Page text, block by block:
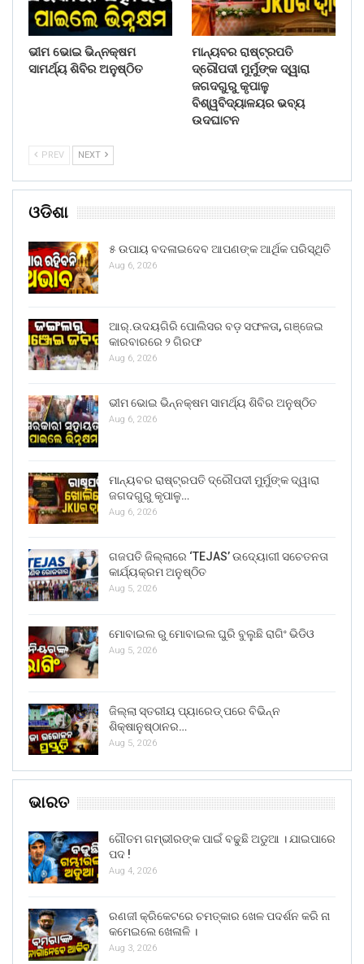
ଭୀମ ଭୋଇ ଭିନ୍ନକ୍ଷମ
ସାମର୍ଥ୍ୟ ଶିବିର ଅନୁଷ୍ଠିତ
ମାନ୍ୟବର ରାଷ୍ଟ୍ରପତି
ଦ୍ରୌପଦୀ ମୁର୍ମୁଙ୍କ ଦ୍ୱାରା
ଜଗଦଗୁରୁ କୃପାଳୁ
ବିଶ୍ୱବିଦ୍ୟାଳୟର ଭବ୍ୟ
ଉଦଘାଟନ
PREV NEXT
ଓଡିଶା
୫ ଉପାୟ ବଦଳାଇଦେବ ଆପଣଙ୍କ ଆର୍ଥିକ ପରିସ୍ଥିତି
Aug 6, 2026
ଆର୍.ଉଦୟଗିରି ପୋଲିସର ବଡ଼ ସଫଳତା, ଗଞ୍ଜେଇ
କାରବାରରେ ୨ ଗିରଫ
Aug 6, 2026
ଭୀମ ଭୋଇ ଭିନ୍ନକ୍ଷମ ସାମର୍ଥ୍ୟ ଶିବିର ଅନୁଷ୍ଠିତ
Aug 6, 2026
ମାନ୍ୟବର ରାଷ୍ଟ୍ରପତି ଦ୍ରୌପଦୀ ମୁର୍ମୁଙ୍କ ଦ୍ୱାରା
ଜଗଦଗୁରୁ କୃପାଳୁ…
Aug 6, 2026
ଗଜପତି ଜିଲ୍ଲାରେ ‘TEJAS’ ଉଦ୍ୟୋଗୀ ସଚେତନତା
କାର୍ଯ୍ୟକ୍ରମ ଅନୁଷ୍ଠିତ
Aug 5, 2026
ମୋବାଇଲ ରୁ ମୋବାଇଲ ଘୁରି ବୁଲୁଛି ରାଗିଂ ଭିଡିଓ
Aug 5, 2026
ଜିଲ୍ଲା ସ୍ତରୀୟ ପ୍ୟାରେଡ୍ ପରେ ବିଭିନ୍ନ
ଶିକ୍ଷାନୁଷ୍ଠାନର…
Aug 5, 2026
ଭାରତ
ଗୌତମ ଗମ୍ଭୀରଙ୍କ ପାଇଁ ବଢୁଛି ଅଡୁଆ । ଯାଇପାରେ
ପଦ !
Aug 4, 2026
ରଣଜୀ କ୍ରିକେଟରେ ଚମତ୍କାର ଖେଳ ପଦର୍ଶନ କରି ନା
କମେଇଲେ ଖେଳାଳି ।
Aug 3, 2026